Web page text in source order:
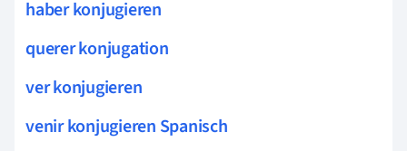
haber konjugieren
querer konjugation
ver konjugieren
venir konjugieren Spanisch